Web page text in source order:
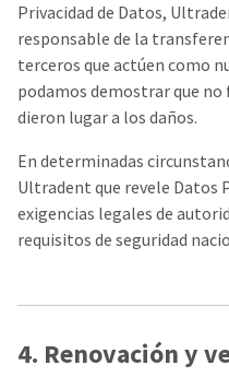
Privacidad de Datos,
responsable de la
terceros que actúen como
podamos demostrar que
dieron lugar a los daños.
En determinadas
Ultradent que revele Datos
exigencias legales de
requisitos de seguridad
4. Renovación y